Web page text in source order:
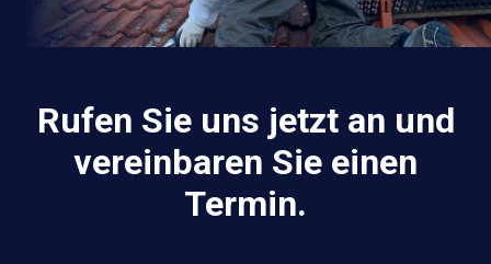
Rufen Sie uns jetzt an und
vereinbaren Sie einen
Termin.